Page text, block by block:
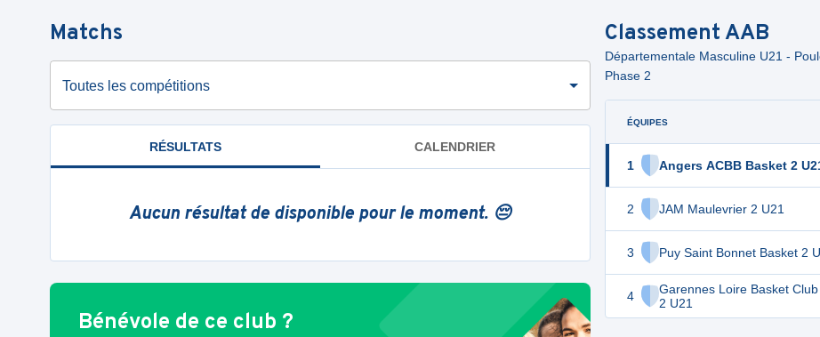
Matchs
Toutes les compétitions
RÉSULTATS CALENDRIER
Aucun résultat de disponible pour le moment. 😔
Bénévole de ce club ?
Classement AAB
Départementale Masculine U21 -
Phase 2
ÉQUIPES
1 Angers ACBB Basket 2
2 JAM Maulevrier 2 U21
3 Puy Saint Bonnet Basket 2
4
Garennes Loire Basket
2 U21